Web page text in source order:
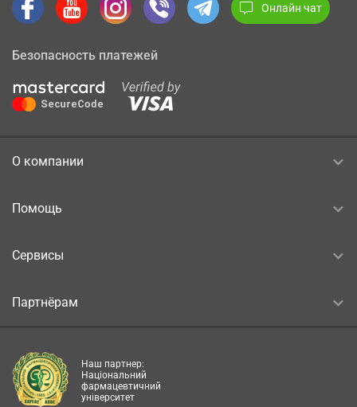
Онлайн чат
Безопасность платежей
О компании
Помощь
Сервисы
Партнёрам
Наш партнер:
Національний
фармацевтичний
університет